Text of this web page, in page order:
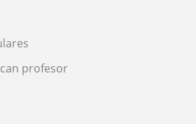
profesor